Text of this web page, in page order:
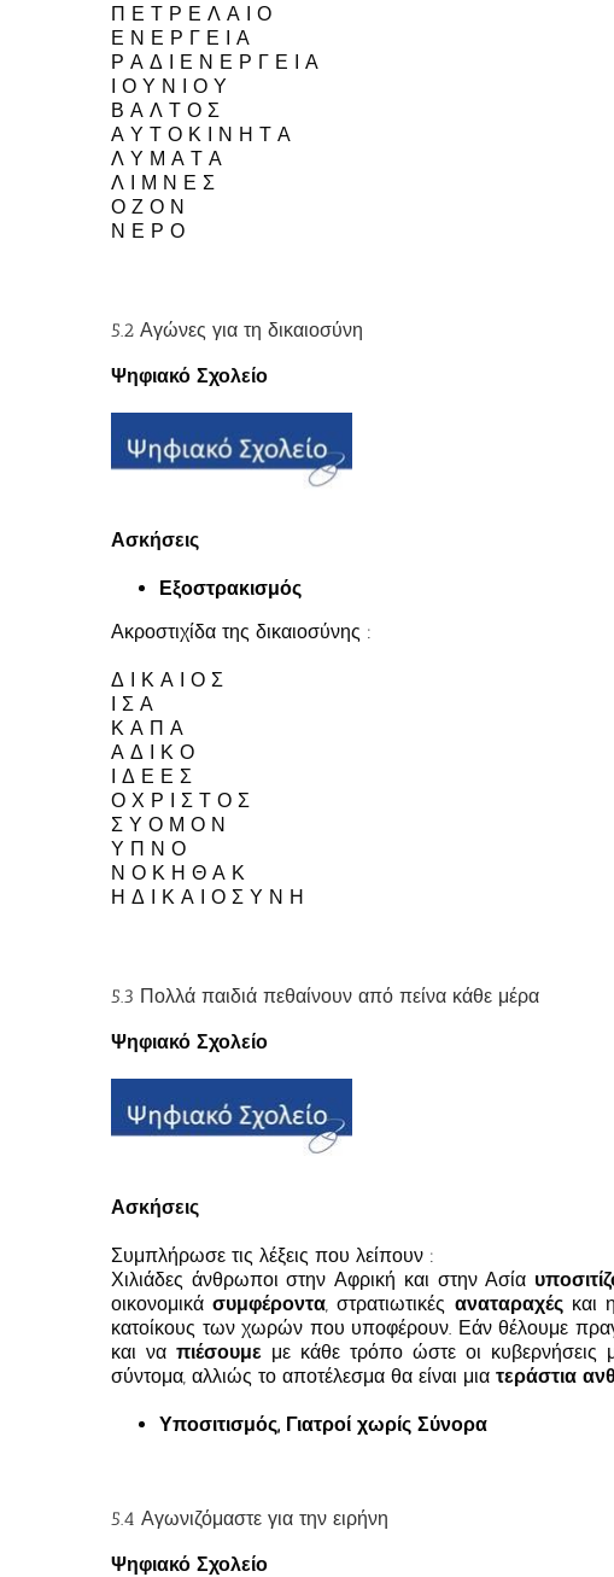
Π Ε Τ Ρ Ε Λ Α Ι Ο
Ε Ν Ε Ρ Γ Ε Ι Α
Ρ Α Δ Ι Ε Ν Ε Ρ Γ Ε Ι Α
Ι Ο Υ Ν Ι Ο Υ
Β Α Λ Τ Ο Σ
Α Υ Τ Ο Κ Ι Ν Η Τ Α
Λ Υ Μ Α Τ Α
Λ Ι Μ Ν Ε Σ
Ο Ζ Ο Ν
Ν Ε Ρ Ο
5.2 Αγώνες για τη δικαιοσύνη
Ψηφιακό Σχολείο
Ασκήσεις
Εξοστρακισμός
Ακροστιχίδα της δικαιοσύνης :
Δ
Ι Κ Α Ι Ο Σ
Σ Α
Κ Α Π Α
Α Δ Ι Κ Ο
Δ Ε Ε Σ
Ο Χ Ρ Ι Σ Τ Ο Σ
Σ Υ Ο Μ Ο Ν
Υ Π Ν Ο
Ν Ο Κ Η Θ Α Κ
Η Δ Ι Κ Α Ι Ο Σ Υ Ν Η
5.3 Πολλά παιδιά πεθαίνουν από πείνα κάθε μέρα
Ψηφιακό Σχολείο
Ασκήσεις
Συμπλήρωσε τις λέξεις που λείπουν :
Χιλιάδες άνθρωποι στην Αφρική και στην Ασία
οικονομικάσυμφέροντα, στρατιωτικές αναταραχέςκαι
κατοίκους των χωρών που υποφέρουν. Εάν θέλουμε
και ναπιέσουμε με κάθε τρόπο ώστε οι κυβερνήσεις
σύντομα, αλλιώς το αποτέλεσμα θα είναι μια τεράστια
Υποσιτισμός, Γιατροί χωρίς Σύνορα
5.4 Αγωνιζόμαστε για την ειρήνη
Ψηφιακό Σχολείο